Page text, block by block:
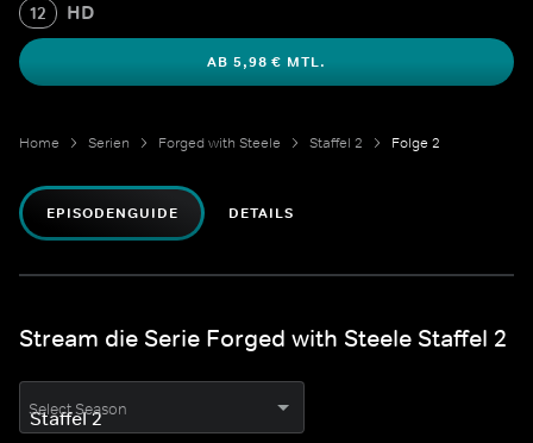
12 HD
AB 5,98 € MTL.
Home Serien Forged with Steele Staffel 2 Folge 2
EPISODENGUIDE DETAILS
Stream die Serie Forged with Steele Staffel 2
Select Season